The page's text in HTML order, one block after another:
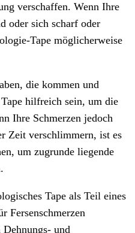
verschaffen. Wenn Ihre
oder sich scharf oder
Tape möglicherweise
die kommen und
hilfreich sein, um die
Ihre Schmerzen jedoch
Zeit verschlimmern, ist es
um zugrunde liegende
Tape als Teil eines
Fersenschmerzen
und